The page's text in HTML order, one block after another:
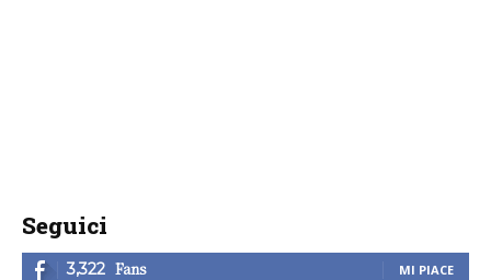
Seguici
3,322 Fans MI PIACE